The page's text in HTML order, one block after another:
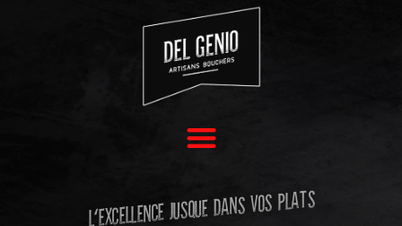
L'EXCELLENCE JUSQUE DANS VOS PLATS